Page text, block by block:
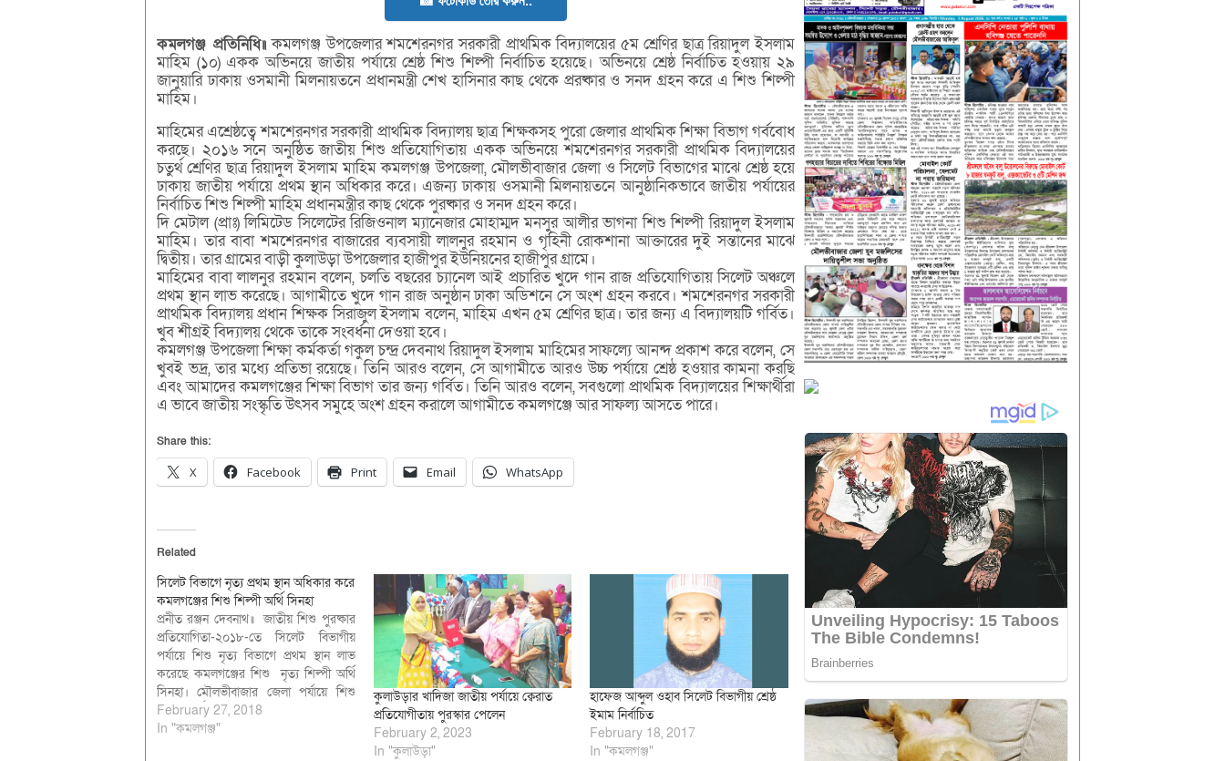
কমলগঞ্জ প্রতিনিধি॥কমলগঞ্জ উপজেলার শমশেরনগর সরকারী প্রাথমিক বিদ্যালয়ের ৫ম শ্রেণির ছাত্র রিয়াদুল ইসলাম
মাহিম (১০) একক অভিনয়ে জাতীয় পর্যায়ে শ্রেষ্ঠ শিশু শিল্পী নির্বাচিত হয়েছে। অভিনয়ে শ্রেষ্ঠ নির্বাচিত হওয়ায় ২৯
জানুয়ারি ঢাকায় ওসমানী মিলনায়তনে প্রধানমন্ত্রী শেখ হাসিনার কাছ থেকে প্ররষ্কার ও সনদ গ্রহন করে এ শিশু শিল্পী
মাহিম।
মাহিমের এশ্রেষ্ঠত্বে শমশেরনগর সরকারী প্রাথমিক বিদ্যালয় ছাত্র শিক্ষকসহ পুরো জেলার প্রাথমিক শিক্ষা বিভাগ গর্ববোধ
করছে। ২০১৬ সনে অনুষ্ঠিত জাতীয় শিশু প্রতিযোগিতায় একক অভিনয়ে শমশেরনগর সরকারী প্রাথমিক বিদ্যালয়ের
চতুর্থ শ্রেণির ছাত্র রিয়াদুল ইসলাম মাহিম কমলগঞ্জ উপজেলা, মৌলভীবাজার জেলা ও সিলেট বিভাগের মাঝে শ্রেষ্ঠ হয়ে
ঢাকায় জাতীয় পর্যায়ে প্রথম স্থান অধিকার করে। এজন্য ঢাকায় ওসমানী মিলনায়তনে আনুষ্ঠানিকভাবে জাতীয় পর্যায়ের
নির্বাচিত শিশু শিল্পী মাহিম প্রধানমন্ত্রীর কাছ থেকে পুরষ্কার ও সনদ গ্রহন করে।
দি মেটাল (প্রাঃ) লিমিটেড সিলেটের রিজিওনাল ম্যানেজার মোহাম্মদ মনসুর আলীর ভাগনা শিশু শিল্পী রিয়াদুল ইসলাম
মাহিম। তার বাবা শমশেরনগর বাজারের ব্যবসায়ী লালনুর রহমান ও গৃহিনী রোকশানা আক্তারের দুই সন্তানের মাঝে
দ্বিতীয়। তার গ্রামের বাড়ী কুলাউড়া উপজেলার হাজীপুর ইউনিয়নের হাজীপুর গ্রামে।
মাহিমের বাবা লালনুর রহমান বলেন, চলতি বছরের চ্যানেল আই প্রচারিত খুদে গান রাজ প্রতিযোগিতায় সিলেট অঞ্চলে
প্রথম স্থান লাভ করেছে। আগামীতে খুদে গান রাজ অনুষ্ঠান ঢাকা অডিশনে সে অংশ গ্রহন করবে। শমশেরনগর সরকারী
প্রাথমিক বিদ্যালয় প্রধান শিক্ষক সিরাজুল ইসলাম বলেন, মাহিম এখন ৫ম শ্রেণির ছাত্র। তার জন্য এ বিদ্যালয়টি গর্বিত।
খুব শীগ্রই বিদ্যালয় থেকে তাকে সংবর্ধনা দেওয়া হবে।
কমলগঞ্জ উপজেলা শিক্ষা কর্মকর্তা গকুল চন্দ্র দেবনাথ রিয়াদুল ইসলাম মাহিমের সাফল্যে আনন্দ প্রকাশ করে বলেন, সে
খুবই ভদ্র, তার মধ্যে প্রতিভা রয়েছে। তিনি আরও বলেন, সে আগামীতে আরও উচ্চ পর্যায়ে শ্রেষ্ঠ হওয়ার কামনা করছি
এবং আমাদের কমলগঞ্জের শিক্ষা বিভাগ তার জন্য গর্বিত। তিনি আরও বলেন, সবগুলো প্রাথমিক বিদ্যালয়ের শিক্ষার্থীরা
এ ভাবে জাতীয় সংস্কৃতি উৎসব সমুহে অংশ গ্রহন করালে আগামীতে কমলগঞ্জে আর সাফল্য আসতে পারে।
Share this:
X Facebook Print Email WhatsApp
Related
সিলেট বিভাগে নৃত্য প্রথম স্থান অধিকার করে
কমলগঞ্জের শিশু শিল্পী অর্থি সিনহা
প্রনীত রঞ্জন দেবনাথ॥ জাতীয় শিশু পুরষ্কার
প্রতিযোগিতা-২০১৮-তে সিলেট বিভাগীয়
পর্যায়ে শিশু নৃত্য বিভাগে প্রথম স্থান লাভ
করেছে কমলগঞ্জের শিশু নৃত্য শিল্পী অর্থি
সিনহা। মৌলভীবাজার জেলা পর্যায়ে শিশু
নৃত্যে অর্থি শেষ্ঠ নির্বাচিত হয়ে ৬ ফেব্রুয়ারি
মঙ্গলবার সিলেট নজরুল একাডেমীতে
February 27, 2018
In "কমলগঞ্জ"
কুলাউড়ার খাদিজা জাতীয় পর্যায়ে ক্বেরাত
প্রতিযোগীতায় পুরস্কার পেলেন
February 2, 2023
In "কুলাউড়া"
হাফেজ আব্দুল ওহাব সিলেট বিভাগীয় শ্রেষ্ঠ
ইমাম নির্বাচিত
February 18, 2017
In "কমলগঞ্জ"